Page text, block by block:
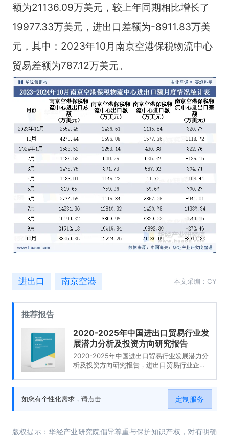
额为21136.09万美元，较上年同期相比增长了
19977.33万美元，进出口差额为-8911.83万美
元，其中：2023年10月南京空港保税物流中心
贸易差额为787.12万美元。
进出口 南京空港 本文采编：CY
推荐报告
2020-2025年中国进出口贸易行业发
展潜力分析及投资方向研究报告
2020-2025年中国进出口贸易行业发展潜力分
析及投资方向研究报告，进出口贸易行业企业
易行业投资风险与营销分析，2020-2025年中
国进出口贸易行业发展战略及规划建议。
如您有个性化需求，请点击 定制服务
版权提示：华经产业研究院倡导尊重与保护知识产权，对有明确